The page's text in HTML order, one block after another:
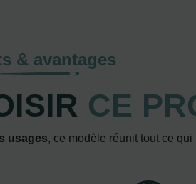
& avantages
CE
usages, ce modèle réunit tout ce